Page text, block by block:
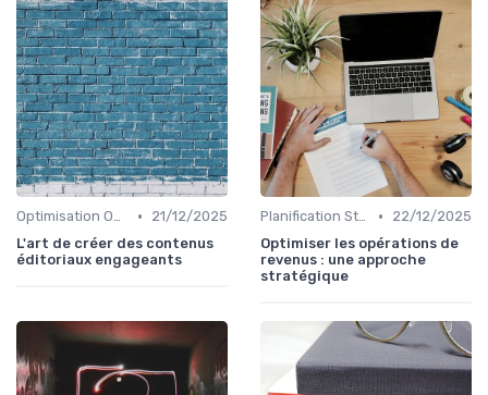
Optimisation On-Page •
21/12/2025
L'art de créer des contenus
éditoriaux engageants
Planification Stratégique Digitale •
22/12/2025
Optimiser les opérations de
revenus : une approche
stratégique